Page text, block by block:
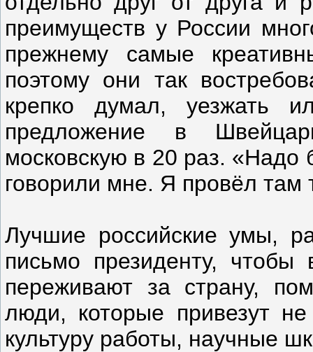
преимуществ у России
прежнему самые
поэтому они так
крепко думал, уезжать
предложение в
московскую в 20 раз. «Надо
говорили мне. Я провёл
Лучшие российские умы,
письмо президенту,
переживают за страну,
люди, которые привезут
культуру работы, научные